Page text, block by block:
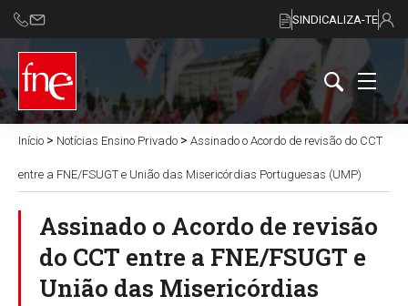
SINDICALIZA-TE
Início > Notícias Ensino Privado > Assinado o Acordo de revisão do CCT
entre a FNE/FSUGT e União das Misericórdias Portuguesas (UMP)
Assinado o Acordo de revisão
do CCT entre a FNE/FSUGT e
União das Misericórdias